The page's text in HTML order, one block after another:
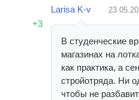
+3
Larisa K-v
В студенческие
магазинах на
как практика, а
стройотряда. Ни
чтобы не